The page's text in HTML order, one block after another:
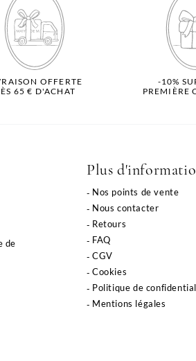
OFFERTE
65 € D'ACHAT
-10%
PREMIÈRE
de
Plus
Nos points de vente
Nous contacter
Retours
FAQ
CGV
Cookies
Politique de
Mentions légales